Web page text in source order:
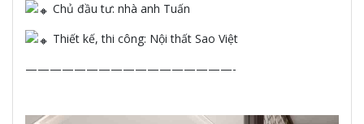
Chủ đầu tư: nhà anh Tuấn
Thiết kế, thi công: Nội thất Sao Việt
—————————————————-